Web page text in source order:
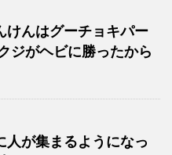
けんはグーチョキパー
ジがヘビに勝ったから
人が集まるようになっ